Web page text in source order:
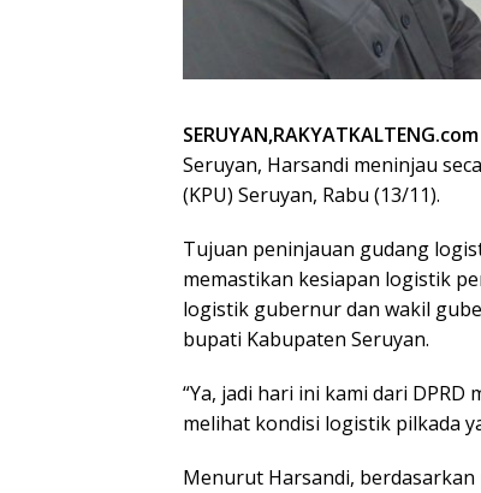
Seruyan, Harsandi meninjau
(KPU) Seruyan, Rabu (13/11).
Tujuan peninjauan gudang
memastikan kesiapan logistik
logistik gubernur dan wakil
bupati Kabupaten Seruyan.
“Ya, jadi hari ini kami dari
melihat kondisi logistik pilkada
Menurut Harsandi,